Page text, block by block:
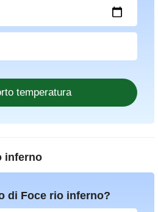
inferno
di Foce rio inferno?